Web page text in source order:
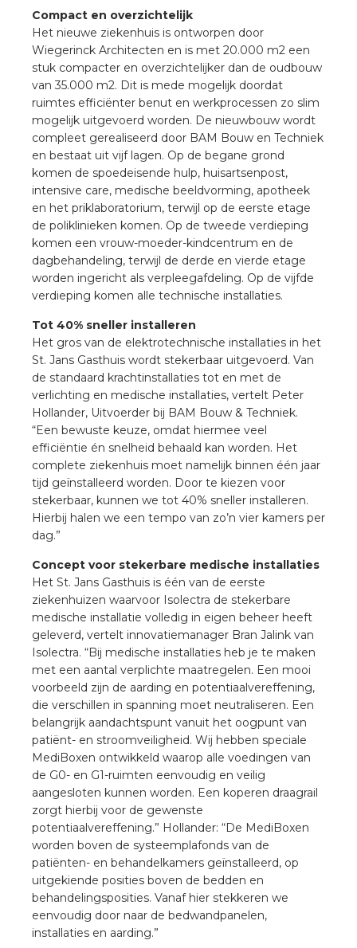
Compact en overzichtelijk
Het nieuwe ziekenhuis is ontworpen door
Wiegerinck Architecten en is met 20.000 m2 een
stuk compacter en overzichtelijker dan de oudbouw
van 35.000 m2. Dit is mede mogelijk doordat
ruimtes efficiënter benut en werkprocessen zo slim
mogelijk uitgevoerd worden. De nieuwbouw wordt
compleet gerealiseerd door BAM Bouw en Techniek
en bestaat uit vijf lagen. Op de begane grond
komen de spoedeisende hulp, huisartsenpost,
intensive care, medische beeldvorming, apotheek
en het priklaboratorium, terwijl op de eerste etage
de poliklinieken komen. Op de tweede verdieping
komen een vrouw-moeder-kindcentrum en de
dagbehandeling, terwijl de derde en vierde etage
worden ingericht als verpleegafdeling. Op de vijfde
verdieping komen alle technische installaties.
Tot 40% sneller installeren
Het gros van de elektrotechnische installaties in het
St. Jans Gasthuis wordt stekerbaar uitgevoerd. Van
de standaard krachtinstallaties tot en met de
verlichting en medische installaties, vertelt Peter
Hollander, Uitvoerder bij BAM Bouw & Techniek.
“Een bewuste keuze, omdat hiermee veel
efficiëntie én snelheid behaald kan worden. Het
complete ziekenhuis moet namelijk binnen één jaar
tijd geïnstalleerd worden. Door te kiezen voor
stekerbaar, kunnen we tot 40% sneller installeren.
Hierbij halen we een tempo van zo’n vier kamers per
dag.”
Concept voor stekerbare medische installaties
Het St. Jans Gasthuis is één van de eerste
ziekenhuizen waarvoor Isolectra de stekerbare
medische installatie volledig in eigen beheer heeft
geleverd, vertelt innovatiemanager Bran Jalink van
Isolectra. “Bij medische installaties heb je te maken
met een aantal verplichte maatregelen. Een mooi
voorbeeld zijn de aarding en potentiaalvereffening,
die verschillen in spanning moet neutraliseren. Een
belangrijk aandachtspunt vanuit het oogpunt van
patiënt- en stroomveiligheid. Wij hebben speciale
MediBoxen ontwikkeld waarop alle voedingen van
de G0- en G1-ruimten eenvoudig en veilig
aangesloten kunnen worden. Een koperen draagrail
zorgt hierbij voor de gewenste
potentiaalvereffening.” Hollander: “De MediBoxen
worden boven de systeemplafonds van de
patiënten- en behandelkamers geïnstalleerd, op
uitgekiende posities boven de bedden en
behandelingsposities. Vanaf hier stekkeren we
eenvoudig door naar de bedwandpanelen,
installaties en aarding.”
installeren in beton
installeren in de tuinbouw
stekerbare vlakkabel
GST®
RST®
Academy
waarde
groothandels